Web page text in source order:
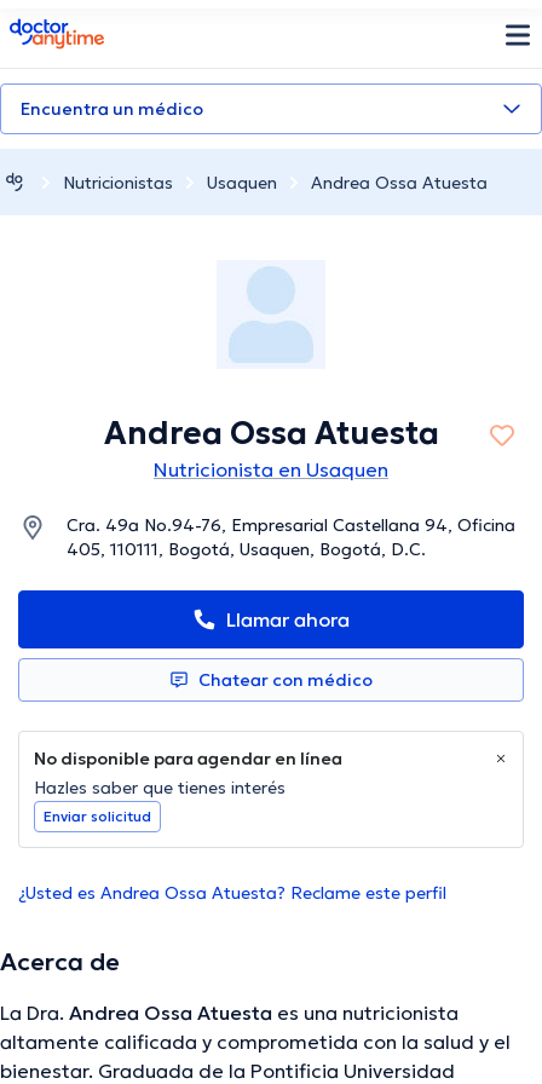
doctoranytime
Encuentra un médico
Nutricionistas Usaquen Andrea Ossa Atuesta
Andrea Ossa Atuesta
Nutricionista en Usaquen
Cra. 49a No.94-76, Empresarial Castellana 94, Oficina
405, 110111, Bogotá, Usaquen, Bogotá, D.C.
Llamar ahora
Chatear con médico
No disponible para agendar en línea
Hazles saber que tienes interés
Enviar solicitud
¿Usted es Andrea Ossa Atuesta? Reclame este perfil
Acerca de
La Dra. Andrea Ossa Atuesta es una nutricionista
altamente calificada y comprometida con la salud y el
bienestar. Graduada de la Pontificia Universidad